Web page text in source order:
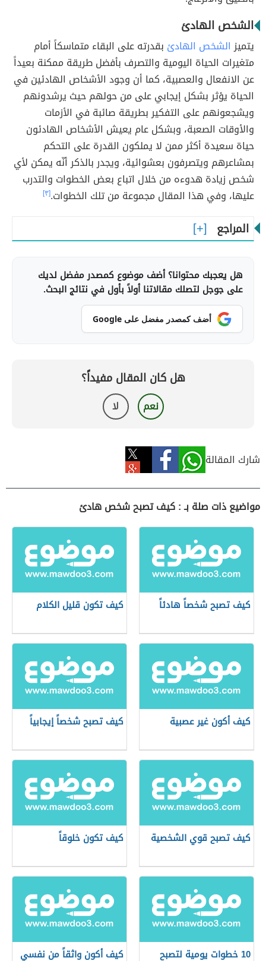
الشخص الهادئ
يتميزالشخص الهادئ بقدرته على البقاء متماسكاً أمام
متغيرات الحياة اليومية والتصرف بأفضل طريقة ممكنة بعيداً
عن الانفعال والعصبية، كما أن وجود الأشخاص الهادئين في
الحياة يؤثر بشكل إيجابي على من حولهم حيث يرشدونهم
ويشجعونهم على التفكير بطريقة صائبة في الأزمات
والأوقات الصعبة، وبشكل عام يعيش الأشخاص الهادئون
حياة سعيدة أكثر ممن لا يملكون القدرة على التحكم
بمشاعرهم ويتصرفون بعشوائية، ويجدر بالذكر أنّه يمكن لأي
شخص زيادة هدوءه من خلال اتباع بعض الخطوات والتدرب
عليها، وفي هذا المقال مجموعة من تلك الخطوات.[٣]
المراجع
هل يعجبك محتوانا؟ أضف موضوع كمصدر مفضل لديك
على جوجل لتصلك مقالاتنا أولاً بأول في نتائج البحث.
أضف كمصدر مفضل على Google
هل كان المقال مفيداً؟
نعم لا
شارك المقالة
مواضيع ذات صلة بـ : كيف تصبح شخص هادئ
كيف تصبح شخصاً هادئاً كيف تكون قليل الكلام
كيف أكون غير عصبية كيف تصبح شخصاً إيجابياً
كيف تصبح قوي الشخصية كيف تكون خلوقاً
10 خطوات يومية لتصبح كيف أكون واثقاً من نفسي